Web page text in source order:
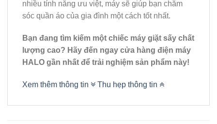
nhiều tính năng ưu việt, máy sẽ giúp bạn chăm
sóc quần áo của gia đình một cách tốt nhất.
Bạn đang tìm kiếm một chiếc máy giặt sấy chất
lượng cao? Hãy đến ngay cửa hàng điện máy
HALO gần nhất để trải nghiệm sản phẩm này!
Xem thêm thông tin Thu hẹp thông tin